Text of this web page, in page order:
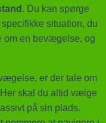
. Du kan spørge
situation, du
om en bevægelse, og
er der tale om
skal du altid vælge
på sin plads.